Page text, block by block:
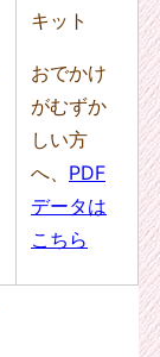
キット
おでかけ
がむずか
しい方
へ、 PDF
データは
こちら